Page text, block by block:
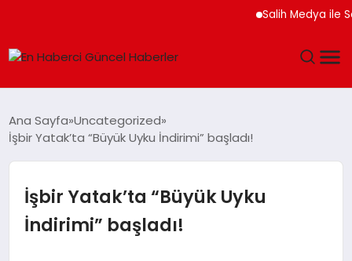
Salih Medya ile Sosyal
SAĞLIK
TEKNOLOJI
Ana Sayfa Uncategorized
İşbir Yatak’ta “Büyük Uyku İndirimi” başladı!
İşbir Yatak’ta “Büyük Uyku
İndirimi” başladı!